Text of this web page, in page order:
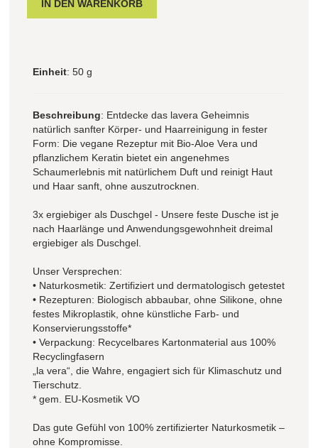
Einheit: 50 g
Beschreibung: Entdecke das lavera Geheimnis
natürlich sanfter Körper- und Haarreinigung in fester
Form: Die vegane Rezeptur mit Bio-Aloe Vera und
pflanzlichem Keratin bietet ein angenehmes
Schaumerlebnis mit natürlichem Duft und reinigt Haut
und Haar sanft, ohne auszutrocknen.
3x ergiebiger als Duschgel - Unsere feste Dusche ist je
nach Haarlänge und Anwendungsgewohnheit dreimal
ergiebiger als Duschgel.
Unser Versprechen:
• Naturkosmetik: Zertifiziert und dermatologisch getestet
• Rezepturen: Biologisch abbaubar, ohne Silikone, ohne
festes Mikroplastik, ohne künstliche Farb- und
Konservierungsstoffe*
• Verpackung: Recycelbares Kartonmaterial aus 100%
Recyclingfasern
„la vera“, die Wahre, engagiert sich für Klimaschutz und
Tierschutz.
* gem. EU-Kosmetik VO
Das gute Gefühl von 100% zertifizierter Naturkosmetik –
ohne Kompromisse.